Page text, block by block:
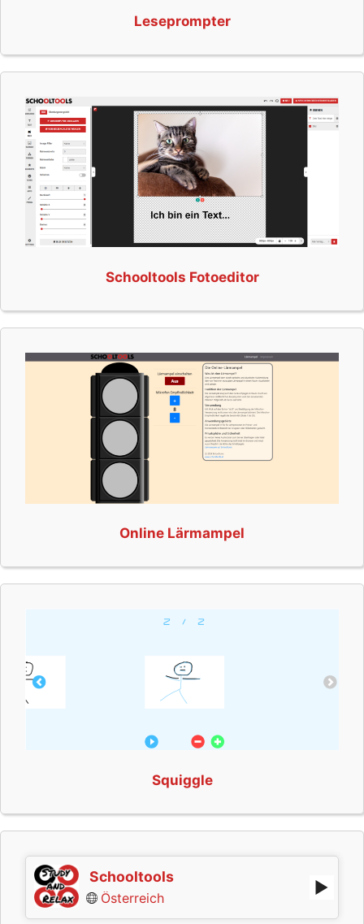
Leseprompter
Schooltools Fotoeditor
Online Lärmampel
Squiggle
Schooltools
Österreich